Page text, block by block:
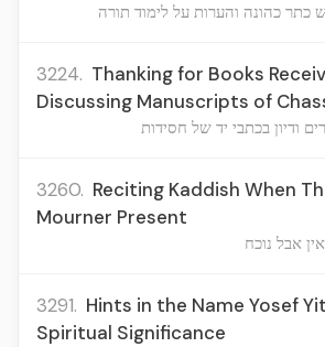
כתר כהונה והערות על לימוד תורה
3224. Thanking for Books
Discussing Manuscripts of
ודיון בכתבי יד של חסידות
3260. Reciting Kaddish When
Mourner Present
אבל נוכח
3291. Hints in the Name Yosef
Spiritual Significance